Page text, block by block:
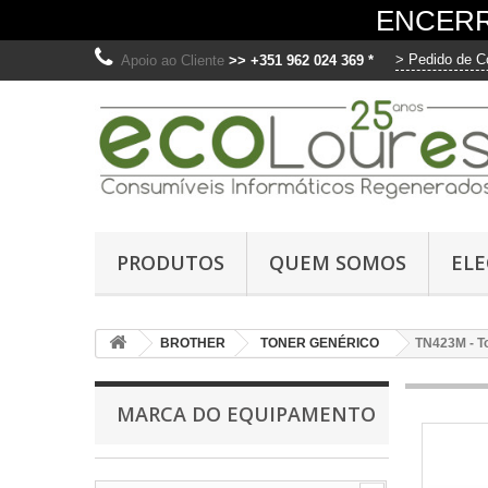
Apoio ao Cliente >> +351 962 024 369 * > Pedido de
PRODUTOS QUEM SOMOS
BROTHER TONER GENÉRICO TN423M -
MARCA DO EQUIPAMENTO